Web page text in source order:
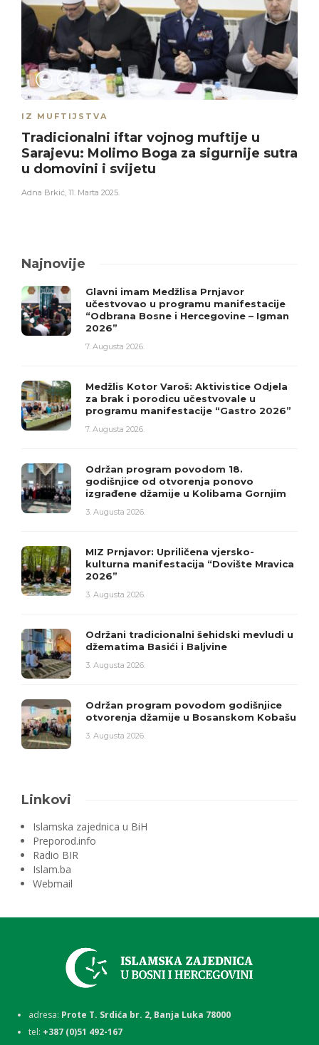
IZ MUFTIJSTVA
Tradicionalni iftar vojnog muftije u
Sarajevu: Molimo Boga za sigurnije sutra
u domovini i svijetu
Adna Brkić, 11. Marta 2025.
Najnovije
Glavni imam Medžlisa Prnjavor
učestvovao u programu manifestacije
“Odbrana Bosne i Hercegovine – Igman
2026”
7. Augusta 2026.
Medžlis Kotor Varoš: Aktivistice Odjela
za brak i porodicu učestvovale u
programu manifestacije “Gastro 2026”
7. Augusta 2026.
Održan program povodom 18.
godišnjice od otvorenja ponovo
izgrađene džamije u Kolibama Gornjim
3. Augusta 2026.
MIZ Prnjavor: Upriličena vjersko-
kulturna manifestacija “Dovište Mravica
2026”
3. Augusta 2026.
Održani tradicionalni šehidski mevludi u
džematima Basići i Baljvine
3. Augusta 2026.
Održan program povodom godišnjice
otvorenja džamije u Bosanskom Kobašu
3. Augusta 2026.
Linkovi
Islamska zajednica u BiH
Preporod.info
Radio BIR
Islam.ba
Webmail
adresa: Prote T. Srdića br. 2, Banja Luka 78000
tel: +387 (0)51 492-167